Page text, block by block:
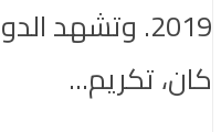
2019. وتشهد
كان، تكريم...